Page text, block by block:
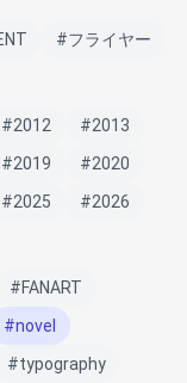
#フライヤー
#2012
#2013
#2019
#2020
#2025 #2026
#FANART
#novel
#typography